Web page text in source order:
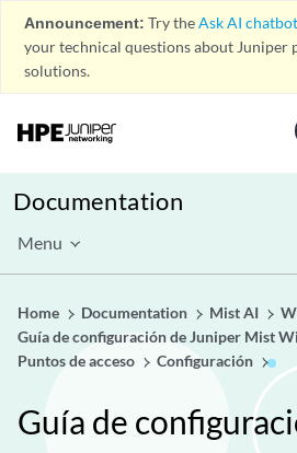
Announcement: Try theAsk AI chatbot
your technical questions about Juniper
solutions.
Documentation
Menu
Home Documentation Mist AI
Guía de configuración de Juniper Mist
Puntos de acceso
Configuración
Guía de